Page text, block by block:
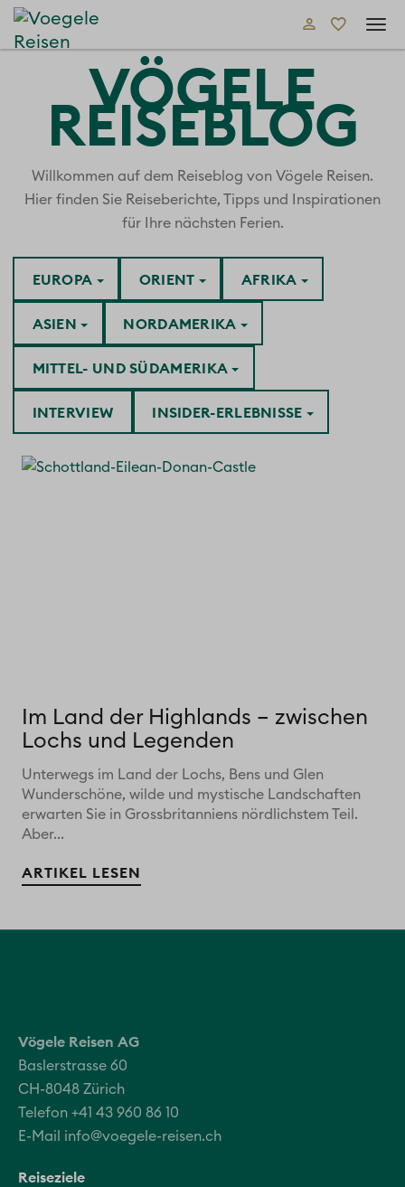
VÖGELE
REISEBLOG
Willkommen auf dem Reiseblog von Vögele Reisen.
Hier finden Sie Reiseberichte, Tipps und Inspirationen
für Ihre nächsten Ferien.
AFRIKA
ASIEN
EUROPA
INSIDER-ERLEBNISSE
INTERVIEW
MITTEL- UND SÜDAMERIKA
NORDAMERIKA
ORIENT
Im Land der Highlands – zwischen
Lochs und Legenden
Unterwegs im Land der Lochs, Bens und Glen
Wunderschöne, wilde und mystische Landschaften
erwarten Sie in Grossbritanniens nördlichstem Teil.
Aber...
ARTIKEL LESEN
Vögele Reisen AG
Baslerstrasse 60
CH-8048 Zürich
Telefon +41 43 960 86 10
E-Mail info@voegele-reisen.ch
Reiseziele